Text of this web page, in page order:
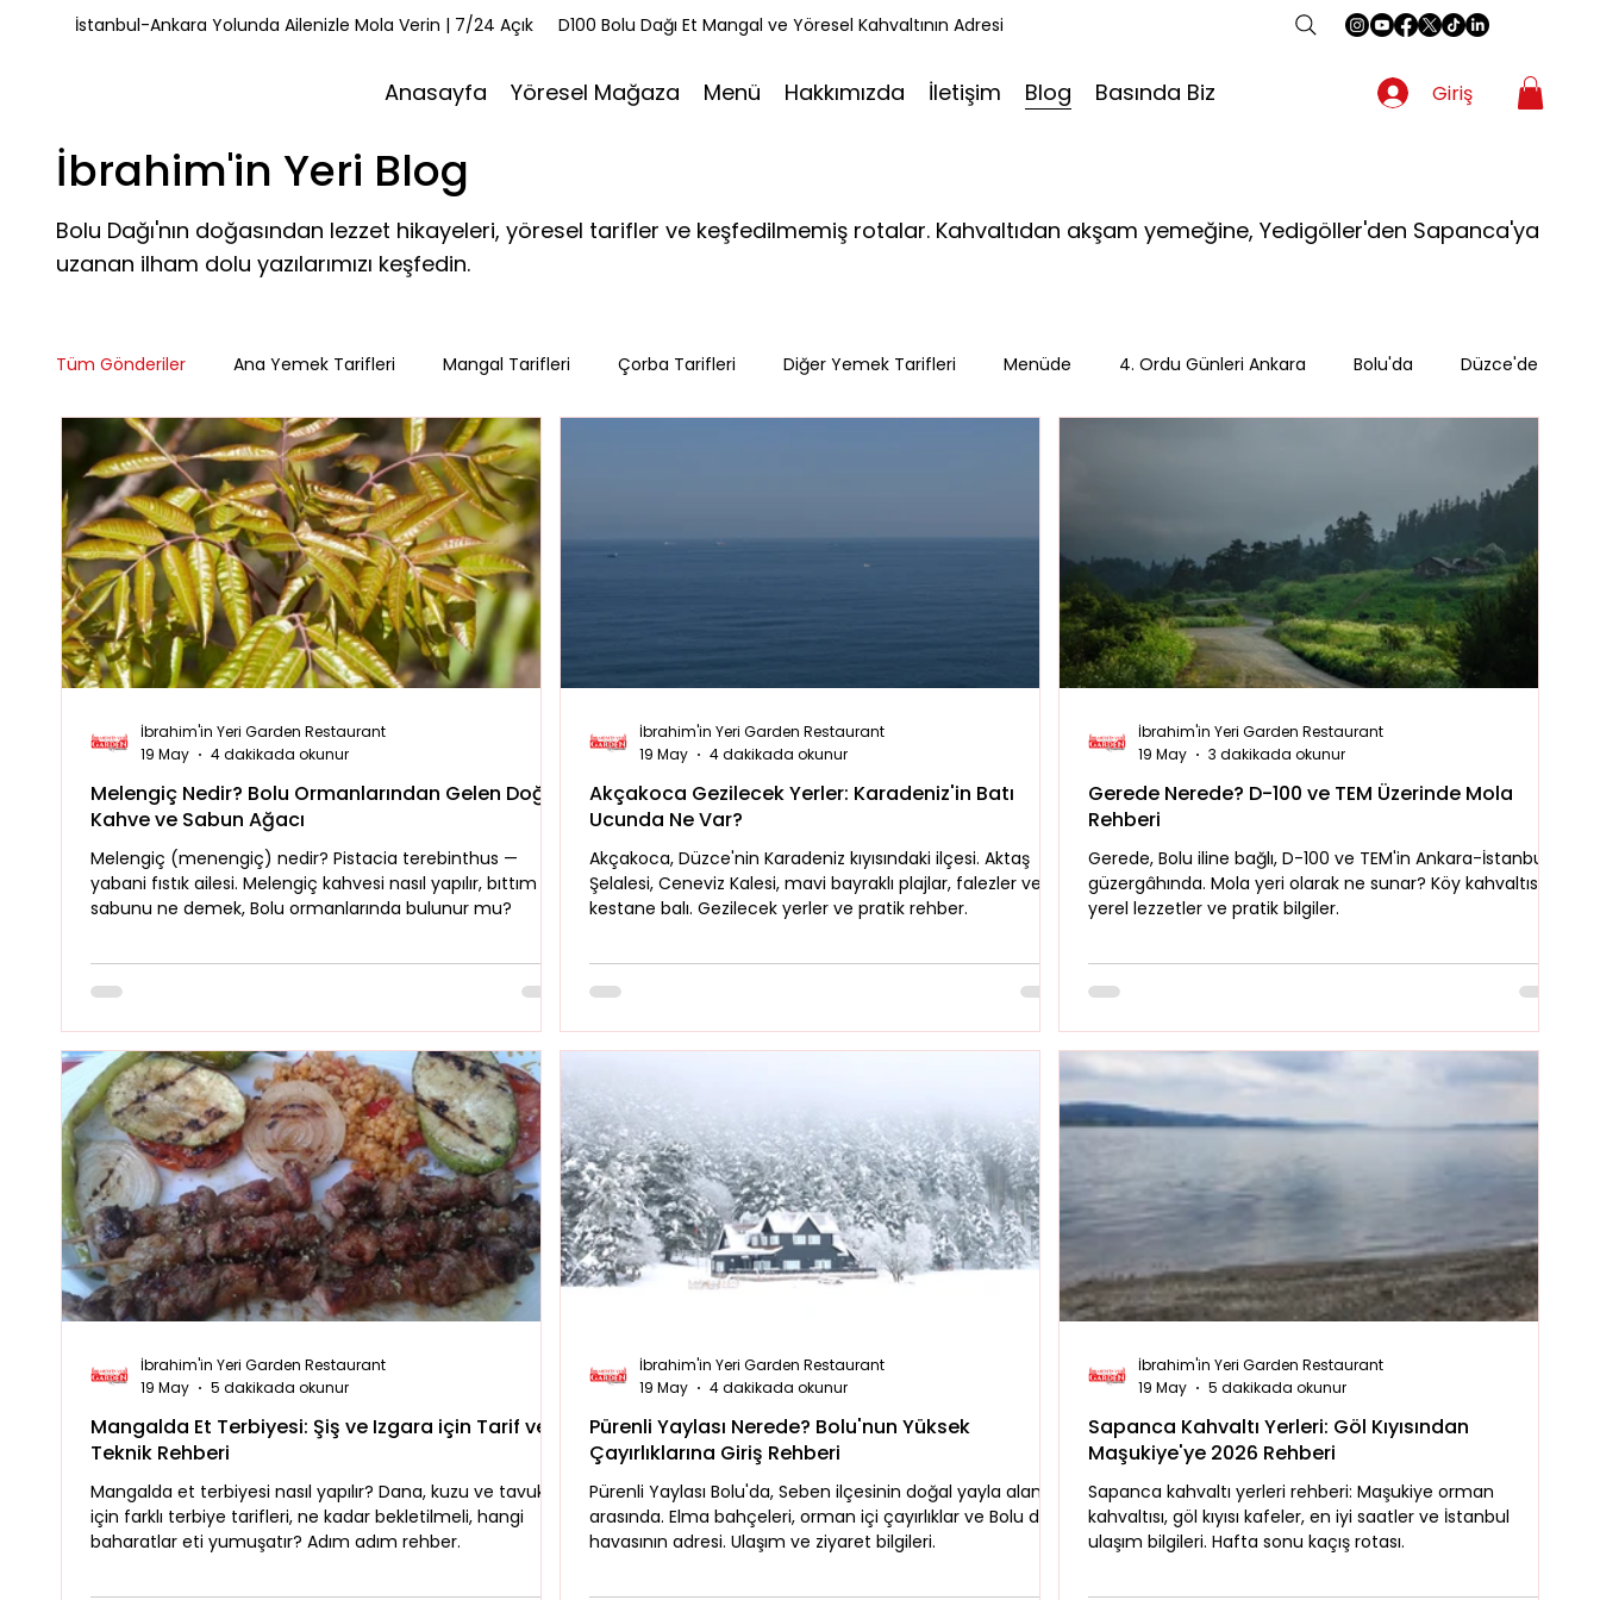
İstanbul-Ankara Yolunda Ailenizle Mola Verin | 7/24 Açık D100 Bolu Dağı Et Mangal ve Yöresel Kahvaltının Adresi
Anasayfa Yöresel Mağaza Menü Hakkımızda İletişim Blog Basında Biz Giriş
İbrahim'in Yeri Blog
Bolu Dağı'nın doğasından lezzet hikayeleri, yöresel tarifler ve keşfedilmemiş rotalar. Kahvaltıdan akşam yemeğine, Yedigöller'den Sapanca'ya
uzanan ilham dolu yazılarımızı keşfedin.
Tüm Gönderiler Ana Yemek Tarifleri Mangal Tarifleri Çorba Tarifleri Diğer Yemek Tarifleri Menüde 4. Ordu Günleri Ankara Bolu'da Düzce'de
Misafirlerimiz Kahvaltı Tarifleri Yemek Tarifleri
Mevsimsel Mola Noktaları Bolu Mutfağı Doğa & Yürüyüş
Melengiç Nedir? Bolu Ormanlarından Gelen Doğal
Kahve ve Sabun Ağacı
Melengiç (menengiç) nedir? Pistacia terebinthus —
yabani fıstık ailesi. Melengiç kahvesi nasıl yapılır, bıttım
sabunu ne demek, Bolu ormanlarında bulunur mu?
İbrahim'in Yeri Garden Restaurant
19 May
4 dakikada okunur
Akçakoca Gezilecek Yerler: Karadeniz'in Batı
Ucunda Ne Var?
Akçakoca, Düzce'nin Karadeniz kıyısındaki ilçesi. Aktaş
Şelalesi, Ceneviz Kalesi, mavi bayraklı plajlar, falezler ve
kestane balı. Gezilecek yerler ve pratik rehber.
İbrahim'in Yeri Garden Restaurant
19 May
4 dakikada okunur
Gerede Nerede? D-100 ve TEM Üzerinde Mola
Rehberi
Gerede, Bolu iline bağlı, D-100 ve TEM'in Ankara-İstanbul
güzergâhında. Mola yeri olarak ne sunar? Köy kahvaltısı,
yerel lezzetler ve pratik bilgiler.
İbrahim'in Yeri Garden Restaurant
19 May
3 dakikada okunur
Mangalda Et Terbiyesi: Şiş ve Izgara için Tarif ve
Teknik Rehberi
Mangalda et terbiyesi nasıl yapılır? Dana, kuzu ve tavuk
için farklı terbiye tarifleri, ne kadar bekletilmeli, hangi
baharatlar eti yumuşatır? Adım adım rehber.
İbrahim'in Yeri Garden Restaurant
19 May
5 dakikada okunur
Pürenli Yaylası Nerede? Bolu'nun Yüksek
Çayırlıklarına Giriş Rehberi
Pürenli Yaylası Bolu'da, Seben ilçesinin doğal yayla alanları
arasında. Elma bahçeleri, orman içi çayırlıklar ve Bolu dağ
havasının adresi. Ulaşım ve ziyaret bilgileri.
İbrahim'in Yeri Garden Restaurant
19 May
4 dakikada okunur
Sapanca Kahvaltı Yerleri: Göl Kıyısından
Maşukiye'ye 2026 Rehberi
Sapanca kahvaltı yerleri rehberi: Maşukiye orman
kahvaltısı, göl kıyısı kafeler, en iyi saatler ve İstanbul
ulaşım bilgileri. Hafta sonu kaçış rotası.
İbrahim'in Yeri Garden Restaurant
19 May
5 dakikada okunur